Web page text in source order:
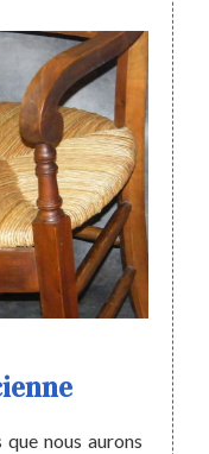
que nous aurons